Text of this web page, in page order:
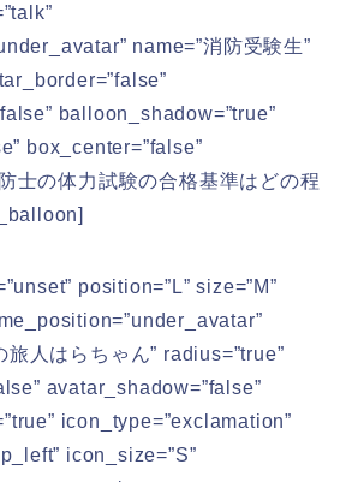
name=”消防受験生”
balloon_shadow=”true”
box_center=”false”
士の体力試験の合格基準はどの程
position=”L” size=”M”
旅人はらちゃん” radius=”true”
avatar_shadow=”false”
icon_type=”exclamation”
icon_size=”S”